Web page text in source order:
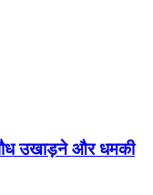
उखाड़ने और धमकी